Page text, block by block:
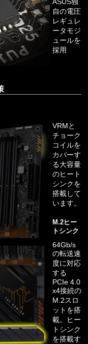
自の電圧
レギュレ
ータモジ
ュールを
採用
VRMと
チョーク
コイルを
カバーす
る大容量
のヒート
シンクを
搭載して
います。
M.2ヒー
トシンク
64Gb/s
の転送速
度に対応
する
PCIe 4.0
x4接続の
M.2スロ
ットを搭
載。ヒー
トシンク
を搭載す